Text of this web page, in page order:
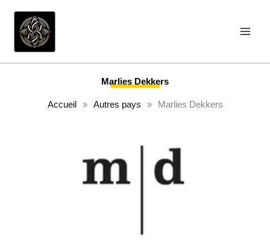
contenu
Marlies Dekkers
Accueil » Autres pays » Marlies Dekkers